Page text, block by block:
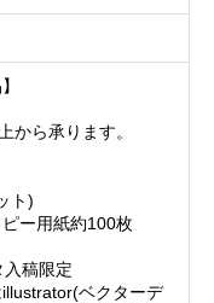
から承ります。
ト)
ー用紙約100枚
稿限定
ベクターデ